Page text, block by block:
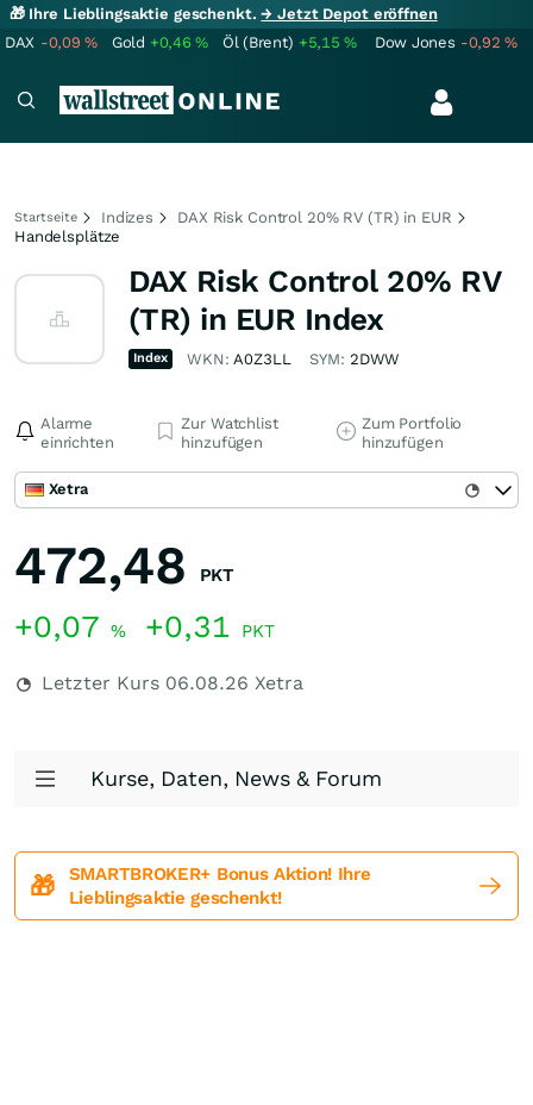
🎁 Ihre Lieblingsaktie geschenkt.→ Jetzt Depot eröffnen
DAX -0,09% Gold +0,46% Öl (Brent) +5,15% Dow Jones -0,92%
Startseite Indizes
DAX Risk Control 20% RV (TR) in EUR
Handelsplätze
DAX Risk Control 20% RV
(TR) in EUR Index
Index WKN:A0Z3LL SYM: 2DWW
Alarme
einrichten
Zur Watchlist
hinzufügen
Zum Portfolio
hinzufügen
Xetra
472,48 PKT
+0,07 % +0,31 PKT
Letzter Kurs 06.08.26 Xetra
Kurse, Daten, News & Forum
🎁
SMARTBROKER+ Bonus Aktion! Ihre
Lieblingsaktie geschenkt!